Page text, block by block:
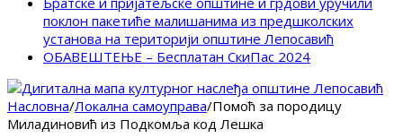
поклон пакетиће малишанима из предшколских
установа на територији општине Лепосавић
ОБАВЕШТЕЊЕ – Бесплатан СкиПас 2024
Насловна/Локална самоуправа/Помоћ за породицу
Миладиновић из Подкомља код Лешка